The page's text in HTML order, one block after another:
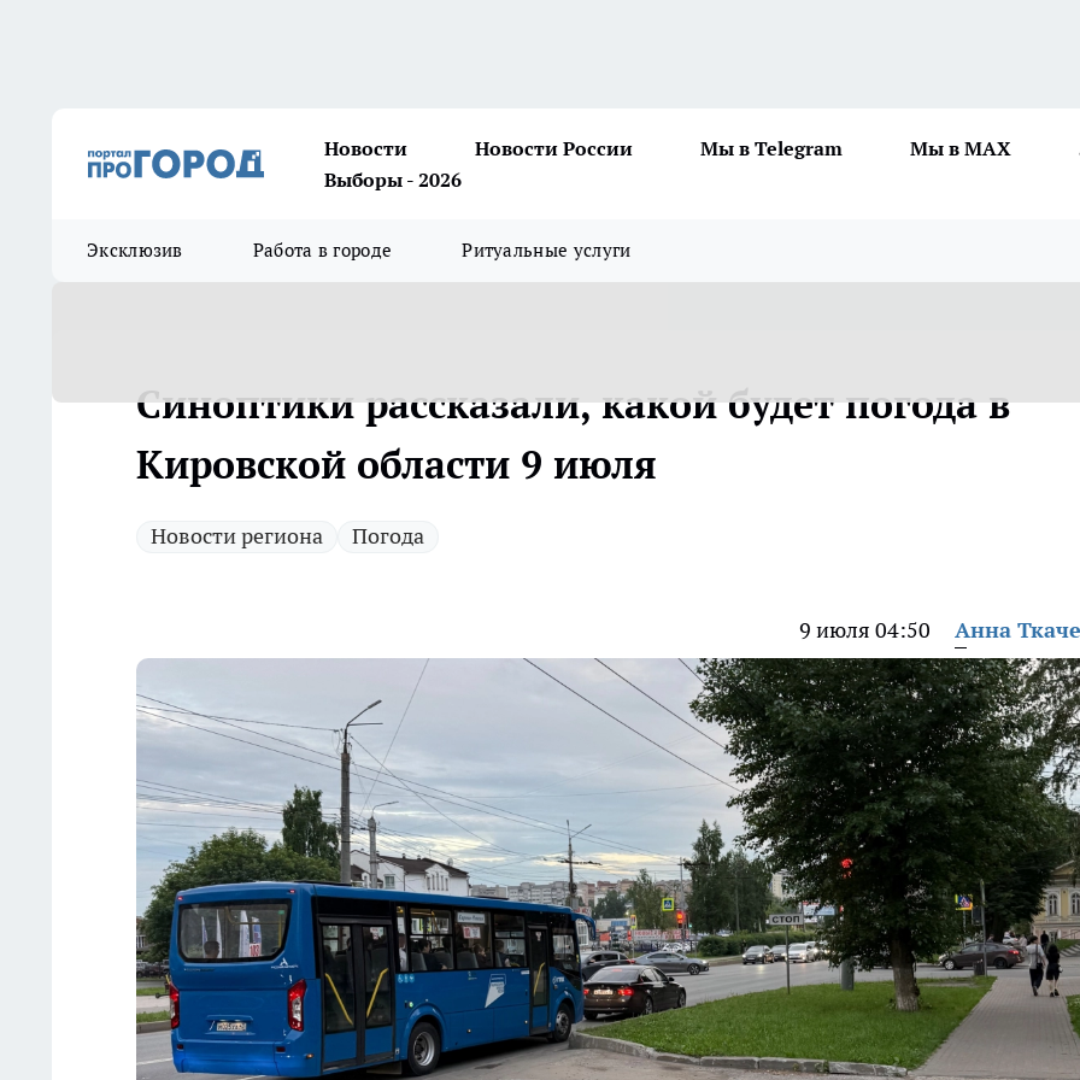
Новости Новости России Мы в Telegram Мы в MAX
Выборы - 2026
Эксклюзив Работа в городе Ритуальные услуги
Синоптики рассказали, какой будет погода в
Кировской области 9 июля
Новости региона Погода
9 июля 04:50 Анна